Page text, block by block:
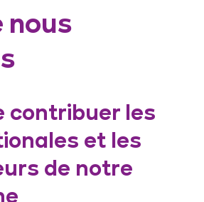
nous
contribuer les
et les
de notre